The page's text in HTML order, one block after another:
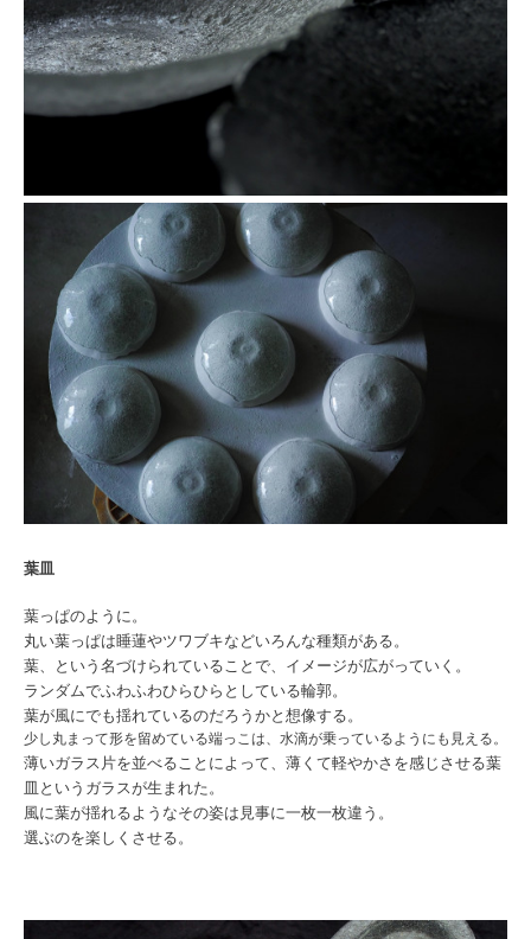
葉皿
葉っぱのように。
丸い葉っぱは睡蓮やツワブキなどいろんな種類がある。
葉、という名づけられていることで、イメージが広がっていく。
ランダムでふわふわひらひらとしている輪郭。
葉が風にでも揺れているのだろうかと想像する。
少し丸まって形を留めている端っこは、水滴が乗っているようにも見える。
薄いガラス片を並べることによって、薄くて軽やかさを感じさせる葉
皿というガラスが生まれた。
風に葉が揺れるようなその姿は見事に一枚一枚違う。
選ぶのを楽しくさせる。